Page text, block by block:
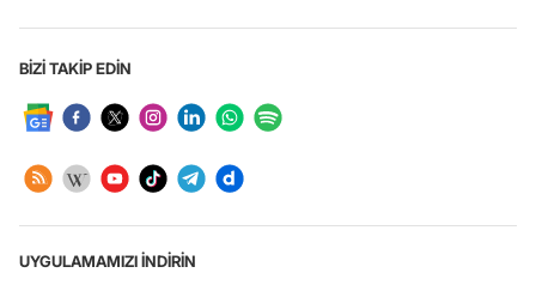
BİZİ TAKİP EDİN
UYGULAMAMIZI İNDİRİN